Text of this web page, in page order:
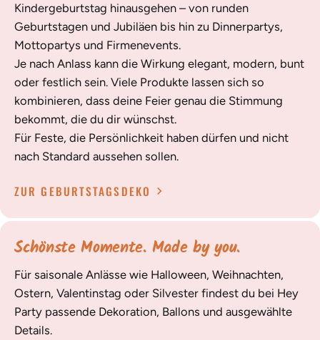
Kindergeburtstag hinausgehen – von runden
Geburtstagen und Jubiläen bis hin zu Dinnerpartys,
Mottopartys und Firmenevents.
Je nach Anlass kann die Wirkung elegant, modern, bunt
oder festlich sein. Viele Produkte lassen sich so
kombinieren, dass deine Feier genau die Stimmung
bekommt, die du dir wünschst.
Für Feste, die Persönlichkeit haben dürfen und nicht
nach Standard aussehen sollen.
ZUR GEBURTSTAGSDEKO
Schönste Momente. Made by you.
Für saisonale Anlässe wie Halloween, Weihnachten,
Ostern, Valentinstag oder Silvester findest du bei Hey
Party passende Dekoration, Ballons und ausgewählte
Details.